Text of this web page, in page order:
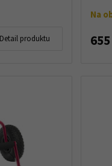
Detail produktu
Na